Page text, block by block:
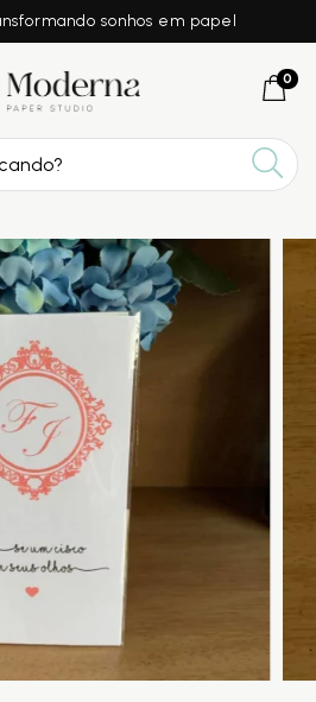
sonhos em papel
0